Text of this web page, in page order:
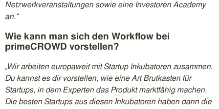
Netzwerkveranstaltungen sowie eine Investoren Academy
an.“
Wie kann man sich den Workflow bei
primeCROWD vorstellen?
„Wir arbeiten europaweit mit Startup Inkubatoren zusammen.
Du kannst es dir vorstellen, wie eine Art Brutkasten für
Startups, in dem Experten das Produkt marktfähig machen.
Die besten Startups aus diesen Inkubatoren haben dann die